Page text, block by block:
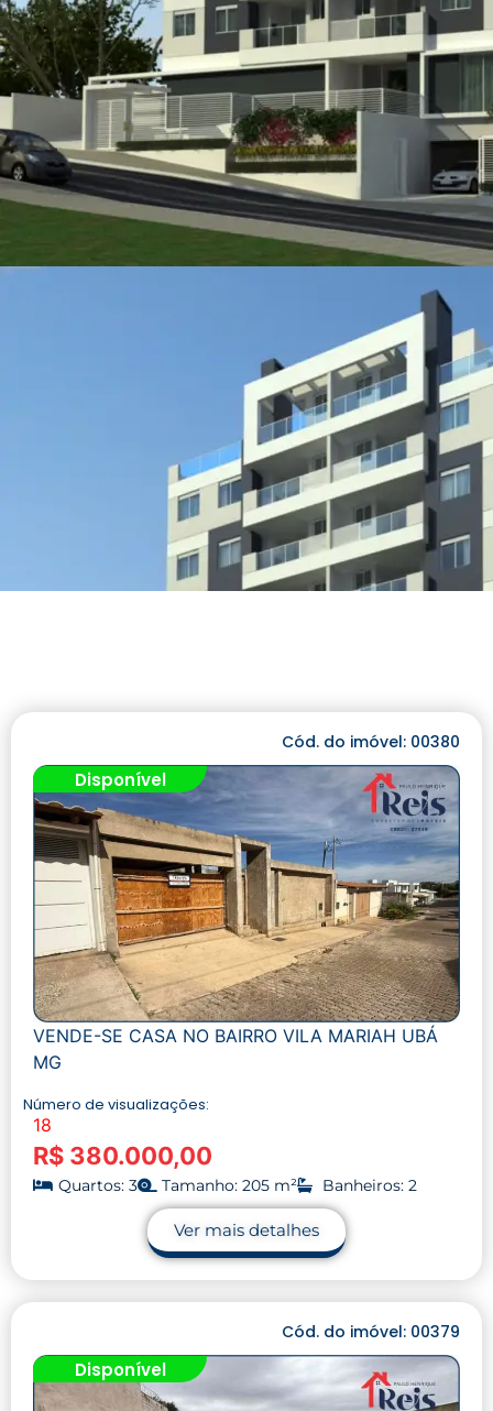
Cód. do imóvel: 00380
Disponível
VENDE-SE CASA NO BAIRRO VILA MARIAH UBÁ
MG
Número de visualizações:
18
R$ 380.000,00
Quartos: 3 Tamanho: 205 m² Banheiros: 2
Ver mais detalhes
Cód. do imóvel: 00379
Disponível